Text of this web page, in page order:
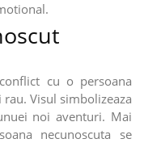
cu o persoana
Visul simbolizeaza
noi aventuri. Mai
necunoscuta se